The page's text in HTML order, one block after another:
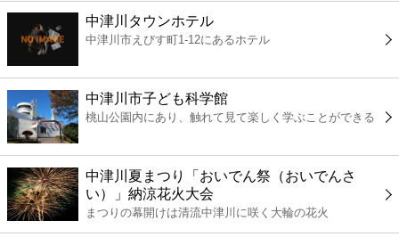
薬局
スーパー
エンタメ
レジャー
書店
中津川タウンホテル
中津川市えびす町1-12にあるホテル
中津川市子ども科学館
桃山公園内にあり、触れて見て楽しく学ぶことができる
中津川夏まつり「おいでん祭（おいでんさ
い）」納涼花火大会
まつりの幕開けは清流中津川に咲く大輪の花火